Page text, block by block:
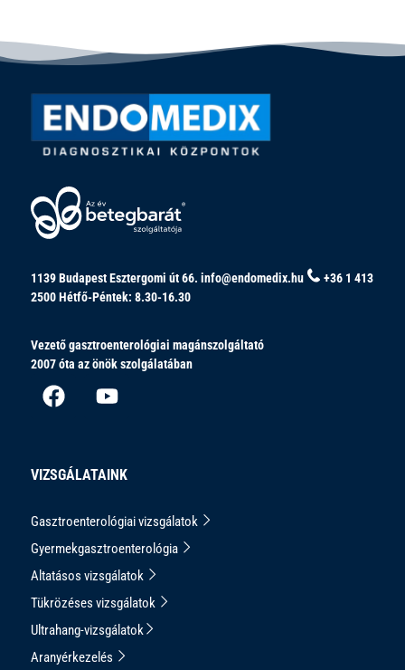
1139 Budapest Esztergomi út 66. info@endomedix.hu
+36 1 413
2500Hétfő-Péntek: 8.30-16.30
Vezető gasztroenterológiai magánszolgáltató
2007 óta az önök szolgálatában
VIZSGÁLATAINK
Gasztroenterológiai vizsgálatok
Gyermekgasztroenterológia
Altatásos vizsgálatok
Tükrözéses vizsgálatok
Ultrahang-vizsgálatok
Aranyérkezelés